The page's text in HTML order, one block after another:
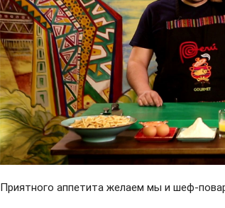
Приятного аппетита желаем мы и шеф-